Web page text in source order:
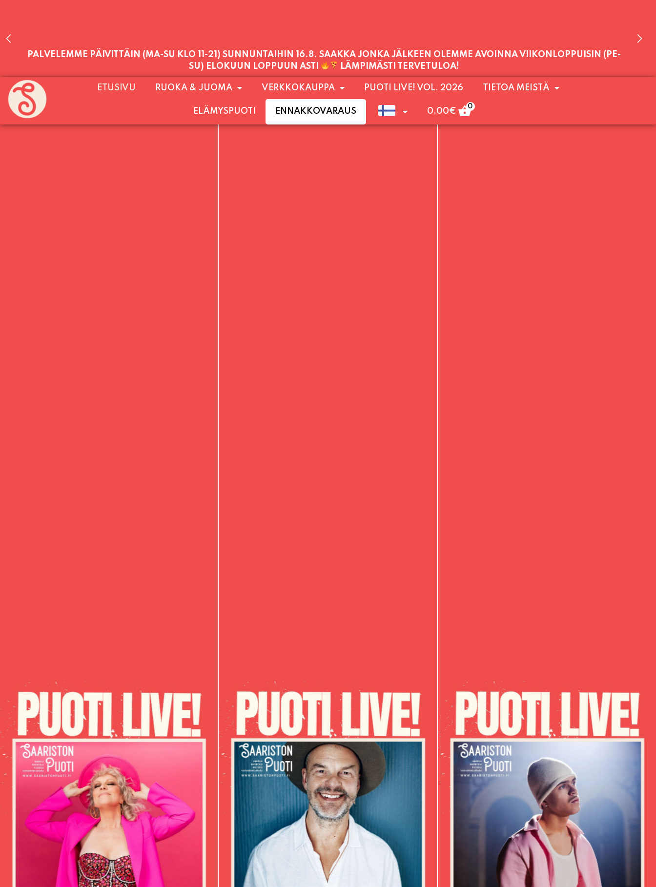
PALVELEMME PÄIVITTÄIN (MA-SU KLO 11-21) SUNNUNTAIHIN 16.8. SAAKKA JONKA JÄLKEEN OLEMME AVOINNA VIIKONLOPPUISIN (PE-
SU) ELOKUUN LOPPUUN ASTI
LÄMPIMÄSTI TERVETULOA!
PALVELEMME TÄNÄÄN:
TORSTAI11:00 - 21:00
ETUSIVU RUOKA & JUOMA VERKKOKAUPPA PUOTI LIVE! VOL. 2026 TIETOA MEISTÄ
ELÄMYSPUOTI ENNAKKOVARAUS 0,00€
0